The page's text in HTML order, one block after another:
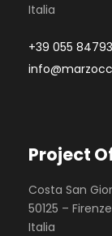
Italia
+39 055
Project
Costa San
50125 – Firenze
Italia